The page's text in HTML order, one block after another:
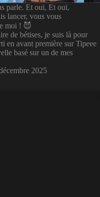
parle. Et oui, Et oui,
lancer, vous vous
moi ! 😈
de bétises, je suis là pour
en avant première sur Tipeee
basé sur un de mes
2025